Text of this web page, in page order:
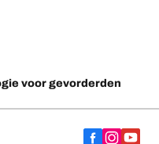
voor gevorderden